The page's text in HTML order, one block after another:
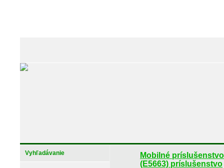
Vyhľadávanie
Mobilné príslušenstvo
(E5663) príslušenstvo